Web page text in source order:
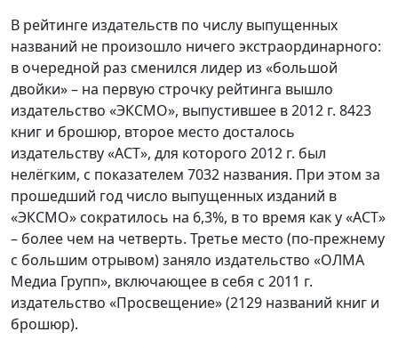
В рейтинге издательств по числу выпущенных
названий не произошло ничего экстраординарного:
в очередной раз сменился лидер из «большой
двойки» – на первую строчку рейтинга вышло
издательство «ЭКСМО», выпустившее в 2012 г. 8423
книг и брошюр, второе место досталось
издательству «АСТ», для которого 2012 г. был
нелёгким, с показателем 7032 названия. При этом за
прошедший год число выпущенных изданий в
«ЭКСМО» сократилось на 6,3%, в то время как у «АСТ»
– более чем на четверть. Третье место (по-прежнему
с большим отрывом) заняло издательство «ОЛМА
Медиа Групп», включающее в себя с 2011 г.
издательство «Просвещение» (2129 названий книг и
брошюр).